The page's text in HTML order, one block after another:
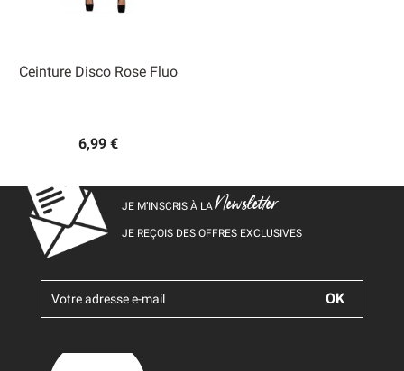
Ceinture Disco Rose Fluo
6,99 €
JE M’INSCRIS À LANewsletter
JE REÇOIS DES OFFRES EXCLUSIVES